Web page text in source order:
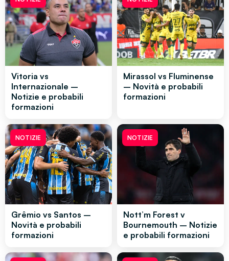
Vitoria vs
Internazionale –
Notizie e probabili
formazioni
Mirassol vs Fluminense
– Novità e probabili
formazioni
NOTIZIE
Grêmio vs Santos –
Novità e probabili
formazioni
NOTIZIE
Nott’m Forest v
Bournemouth – Notizie
e probabili formazioni